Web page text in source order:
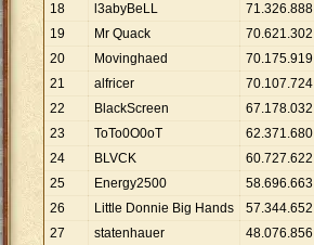
18
l3abyBeLL 71.326.888
19
Mr Quack 70.621.302
20
Movinghaed 70.175.919
21
alfricer 70.107.724
22
BlackScreen 67.178.032
23
ToTo0O0oT 62.371.680
24
BLVCK 60.727.622
25
Energy2500 58.696.663
26
Little Donnie Big Hands 57.344.652
27
statenhauer 48.076.856